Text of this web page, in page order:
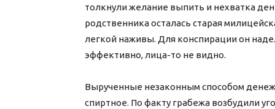
толкнули желание выпить и нехватка
родственника осталась старая
легкой наживы. Для конспирации он
эффективно, лица-то не видно.
Вырученные незаконным способом
спиртное. По факту грабежа возбудили